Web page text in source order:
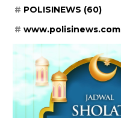
POLISINEWS (60)
www.polisinews.com